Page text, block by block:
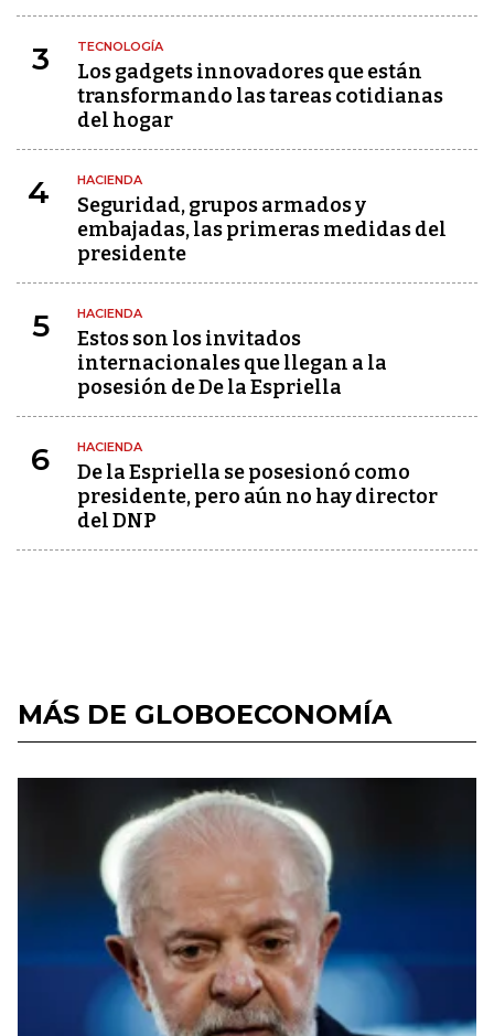
3 TECNOLOGÍA
Los gadgets innovadores que están
transformando las tareas cotidianas
del hogar
4 HACIENDA
Seguridad, grupos armados y
embajadas, las primeras medidas del
presidente
5 HACIENDA
Estos son los invitados
internacionales que llegan a la
posesión de De la Espriella
6 HACIENDA
De la Espriella se posesionó como
presidente, pero aún no hay director
del DNP
MÁS DE GLOBOECONOMÍA